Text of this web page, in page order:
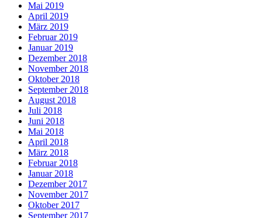
Mai 2019
April 2019
März 2019
Februar 2019
Januar 2019
Dezember 2018
November 2018
Oktober 2018
September 2018
August 2018
Juli 2018
Juni 2018
Mai 2018
April 2018
März 2018
Februar 2018
Januar 2018
Dezember 2017
November 2017
Oktober 2017
September 2017